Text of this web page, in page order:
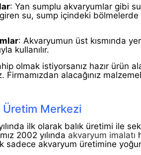
: Yan sumplu akvaryumlar gibi
su, sump içindeki
: Akvaryumun üst kısmında
kullanılır.
olmak istiyorsanız hazır ürün
alacağınız
Üretim Merkezi
ilk olarak balık üretimi ile
2002 yılında akvaryum imalatı
sadece akvaryum üretimine